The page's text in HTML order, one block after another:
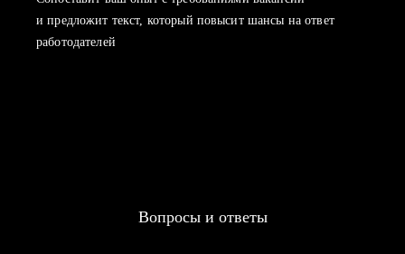
и предложит текст, который повысит шансы на ответ
работодателей
Вопросы и ответы